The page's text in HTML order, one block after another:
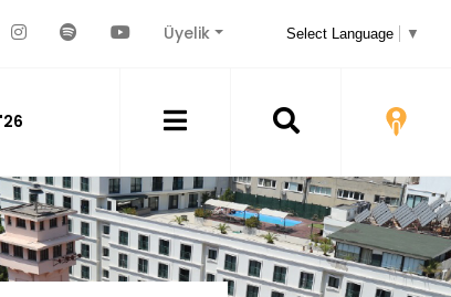
Üyelik Select Language ▼